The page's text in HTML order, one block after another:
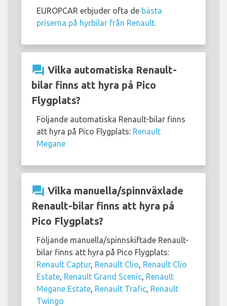
EUROPCAR erbjuder ofta de bästa
priserna på hyrbilar från Renault
question_answer Vilka automatiska Renault-
bilar finns att hyra på Pico
Flygplats?
Följande automatiska Renault-bilar finns
att hyra på Pico Flygplats: Renault
Megane
question_answer Vilka manuella/spinnväxlade
Renault-bilar finns att hyra på
Pico Flygplats?
Följande manuella/spinnskiftade Renault-
bilar finns att hyra på Pico Flygplats:
Renault Captur, Renault Clio Renault Clio
Estate Renault Grand Scenic Renault
Megane Estate Renault Trafic Renault
Twingo